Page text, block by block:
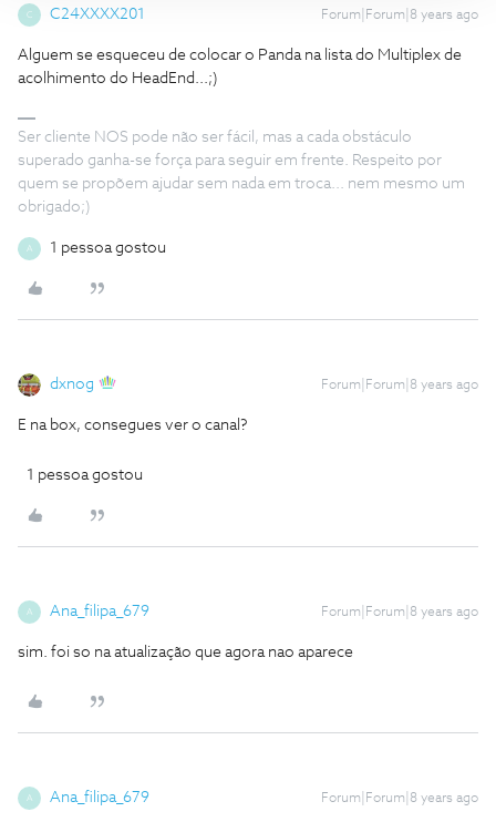
C C24XXXX201 Forum|Forum|8 years ago
Alguem se esqueceu de colocar o Panda na lista do Multiplex de
acolhimento do HeadEnd...;)
Ser cliente NOS pode não ser fácil, mas a cada obstáculo
superado ganha-se força para seguir em frente. Respeito por
quem se propõem ajudar sem nada em troca... nem mesmo um
obrigado;)
A 1 pessoa gostou
dxnog Forum|Forum|8 years ago
E na box, consegues ver o canal?
1 pessoa gostou
A Ana_filipa_679 Forum|Forum|8 years ago
sim. foi so na atualização que agora nao aparece
A Ana_filipa_679 Forum|Forum|8 years ago